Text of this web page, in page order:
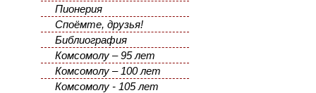
Пионерия
Споёмте, друзья!
Библиография
Комсомолу – 95 лет
Комсомолу – 100 лет
Комсомолу - 105 лет